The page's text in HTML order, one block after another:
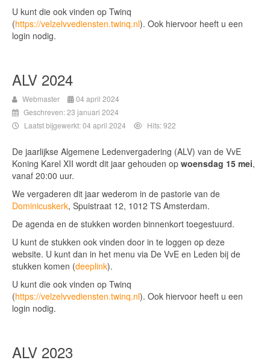
U kunt die ook vinden op Twinq
(https://velzelvvediensten.twinq.nl). Ook hiervoor heeft u een
login nodig.
ALV 2024
Webmaster
04 april 2024
Geschreven: 23 januari 2024
Laatst bijgewerkt: 04 april 2024
Hits: 922
De jaarlijkse Algemene Ledenvergadering (ALV) van de VvE
Koning Karel XII wordt dit jaar gehouden op woensdag 15 mei,
vanaf 20:00 uur.
We vergaderen dit jaar wederom in de pastorie van de
Dominicuskerk, Spuistraat 12, 1012 TS Amsterdam.
De agenda en de stukken worden binnenkort toegestuurd.
U kunt de stukken ook vinden door in te loggen op deze
website. U kunt dan in het menu via De VvE en Leden bij de
stukken komen (deeplink).
U kunt die ook vinden op Twinq
(https://velzelvvediensten.twinq.nl). Ook hiervoor heeft u een
login nodig.
ALV 2023